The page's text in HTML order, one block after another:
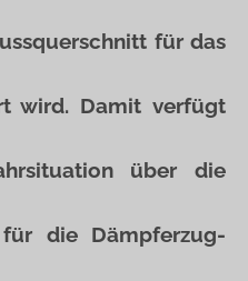
für das
wird. Damit verfügt
über die
die Dämpferzug-